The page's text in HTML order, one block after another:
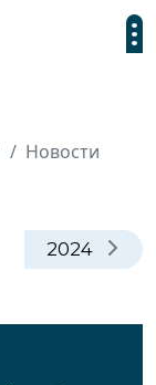
Новости
2024